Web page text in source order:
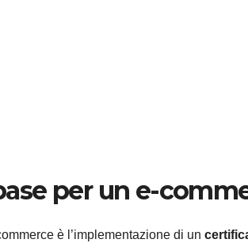
per un e-
è l’implementazione di un